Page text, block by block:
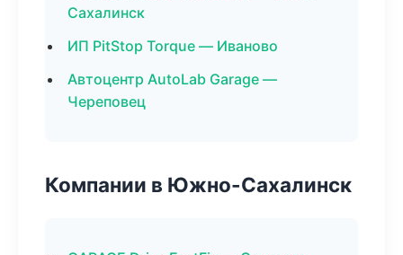
Сахалинск
ИП PitStop Torque — Иваново
Автоцентр AutoLab Garage —
Череповец
Компании в Южно-Сахалинск